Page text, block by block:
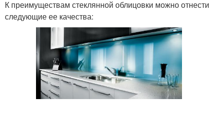
К преимуществам стеклянной облицовки можно отнести
следующие ее качества: